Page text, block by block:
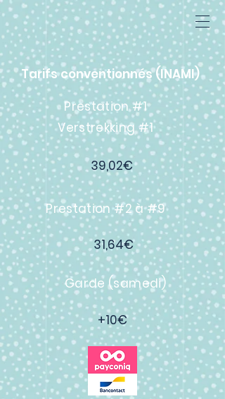
Tarifs conventionnés (INAMI)
+10€
Garde (samedi)
39,02€
Prestation #2 à #9
31,64€
Prestation #1
Verstrekking #1